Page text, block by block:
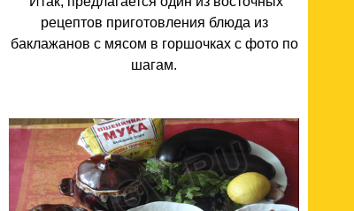
рецептов приготовления блюда из
баклажанов с мясом в горшочках с фото по
шагам.